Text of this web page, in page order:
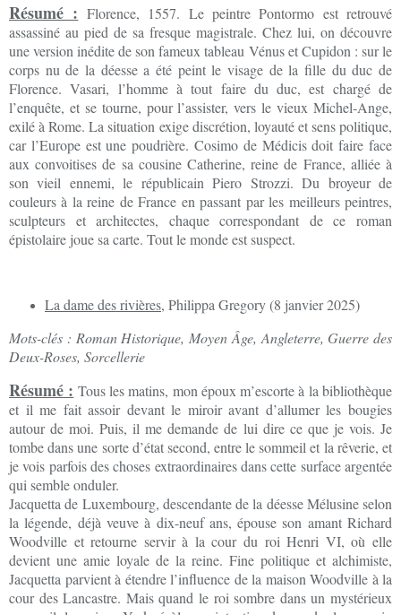
Résumé : Florence, 1557. Le peintre Pontormo est retrouvé
assassiné au pied de sa fresque magistrale. Chez lui, on découvre
une version inédite de son fameux tableau Vénus et Cupidon : sur le
corps nu de la déesse a été peint le visage de la fille du duc de
Florence. Vasari, l’homme à tout faire du duc, est chargé de
l’enquête, et se tourne, pour l’assister, vers le vieux Michel-Ange,
exilé à Rome. La situation exige discrétion, loyauté et sens politique,
car l’Europe est une poudrière. Cosimo de Médicis doit faire face
aux convoitises de sa cousine Catherine, reine de France, alliée à
son vieil ennemi, le républicain Piero Strozzi. Du broyeur de
couleurs à la reine de France en passant par les meilleurs peintres,
sculpteurs et architectes, chaque correspondant de ce roman
épistolaire joue sa carte. Tout le monde est suspect.
La dame des rivières, Philippa Gregory (8 janvier 2025)
Mots-clés : Roman Historique, Moyen Âge, Angleterre, Guerre des
Deux-Roses, Sorcellerie
Résumé : Tous les matins, mon époux m’escorte à la bibliothèque
et il me fait assoir devant le miroir avant d’allumer les bougies
autour de moi. Puis, il me demande de lui dire ce que je vois. Je
tombe dans une sorte d’état second, entre le sommeil et la rêverie, et
je vois parfois des choses extraordinaires dans cette surface argentée
qui semble onduler.
Jacquetta de Luxembourg, descendante de la déesse Mélusine selon
la légende, déjà veuve à dix-neuf ans, épouse son amant Richard
Woodville et retourne servir à la cour du roi Henri VI, où elle
devient une amie loyale de la reine. Fine politique et alchimiste,
Jacquetta parvient à étendre l’influence de la maison Woodville à la
cour des Lancastre. Mais quand le roi sombre dans un mystérieux